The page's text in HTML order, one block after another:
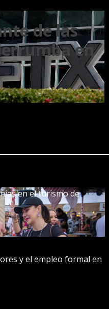
de las
en
en el turismo de
y el empleo formal en